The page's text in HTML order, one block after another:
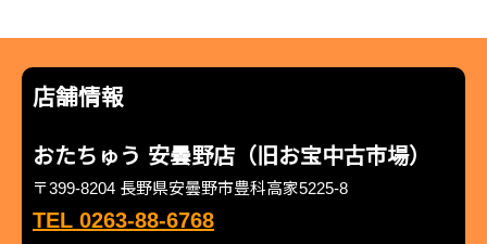
店舗情報
おたちゅう 安曇野店（旧お宝中古市場）
〒399-8204 長野県安曇野市豊科高家5225-8
TEL 0263-88-6768